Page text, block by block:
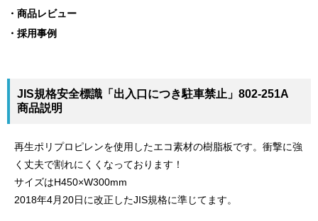
商品レビュー
採用事例
JIS規格安全標識「出入口につき駐車禁止」802-251A
商品説明
再生ポリプロピレンを使用したエコ素材の樹脂板です。衝撃に強
く丈夫で割れにくくなっております！
サイズはH450×W300mm
2018年4月20日に改正したJIS規格に準じてます。